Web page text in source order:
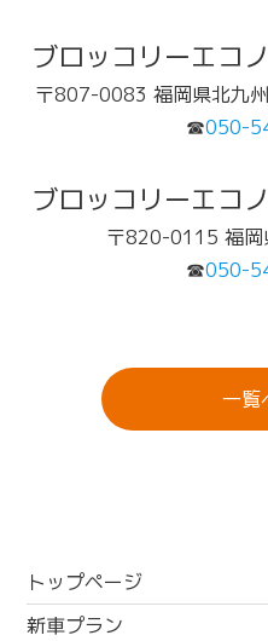
ブロッコリーエコ
〒807-0083 福岡県北九
☎050-
ブロッコリーエコ
〒820-0115 福岡
☎050-
一覧
トップページ
新車プラン